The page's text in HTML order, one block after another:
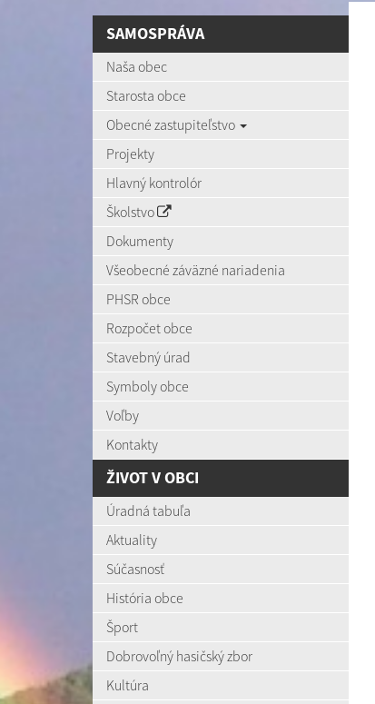
SAMOSPRÁVA
Naša obec
Starosta obce
Obecné zastupiteľstvo
Projekty
Hlavný kontrolór
Školstvo
Dokumenty
Všeobecné záväzné nariadenia
PHSR obce
Rozpočet obce
Stavebný úrad
Symboly obce
Voľby
Kontakty
ŽIVOT V OBCI
Úradná tabuľa
Aktuality
Súčasnosť
História obce
Šport
Dobrovoľný hasičský zbor
Kultúra